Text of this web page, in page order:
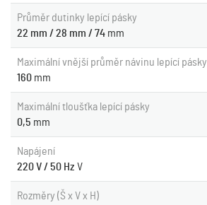
Průměr dutinky lepící pásky
22 mm / 28 mm / 74 mm
Maximální vnější průměr návinu lepící pásky
160 mm
Maximální tloušťka lepící pásky
0,5 mm
Napájení
220 V / 50 Hz V
Rozměry (Š x V x H)